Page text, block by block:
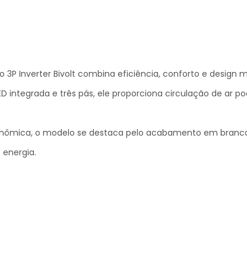
3P Inverter Bivolt combina eficiência, conforto e
integrada e três pás, ele proporciona circulação de ar
o modelo se destaca pelo acabamento em